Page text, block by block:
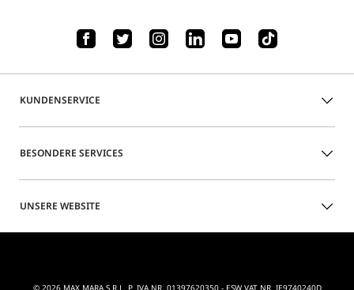
KUNDENSERVICE
BESONDERE SERVICES
UNSERE WEBSITE
© 2026 MAX MARA S.R.L. P. IVA NR. 01397620350 - ESW VAT NR. IE9740240D